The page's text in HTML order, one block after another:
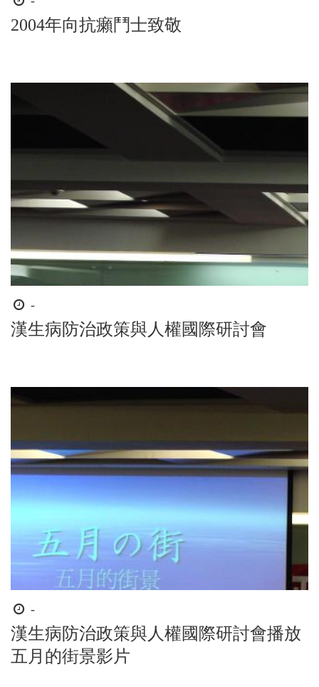
間
2004年向抗癩鬥士致敬
時
間
起
-
漢生病防治政策與人權國際研討會
時
間
起
迄
-
漢生病防治政策與人權國際研討會播放
五月的街景影片